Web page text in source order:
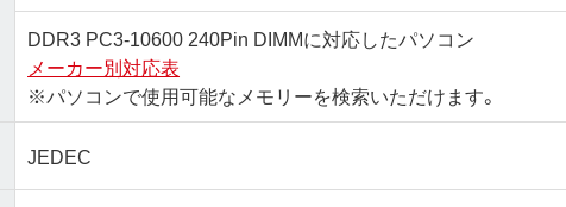
DDR3 PC3-10600 240Pin DIMMに対応したパソコン
メーカー別対応表
※パソコンで使用可能なメモリーを検索いただけます。
JEDEC